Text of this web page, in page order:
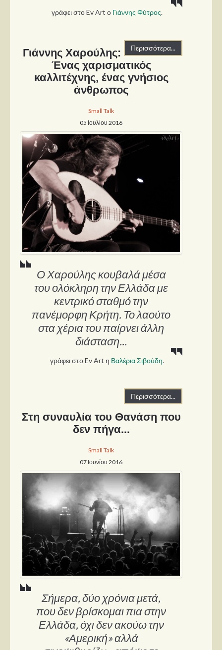
γράφει στο Ev Art ο Γιάννης Φύτρος.
Περισσότερα...
Γιάννης Χαρούλης:
Ένας χαρισματικός
καλλιτέχνης, ένας γνήσιος
άνθρωπος
Small Talk
05 Ιουλίου 2016
Ο Χαρούλης κουβαλά μέσα
του ολόκληρη την Ελλάδα με
κεντρικό σταθμό την
πανέμορφη Κρήτη. Το λαούτο
στα χέρια του παίρνει άλλη
διάσταση...
γράφει στο Ev Art η Βαλέρια Σιβούδη.
Περισσότερα...
Στη συναυλία του Θανάση που
δεν πήγα...
Small Talk
07 Ιουνίου 2016
Σήμερα, δύο χρόνια μετά,
που δεν βρίσκομαι πια στην
Ελλάδα, όχι δεν ακούω την
«Αμερική» αλλά